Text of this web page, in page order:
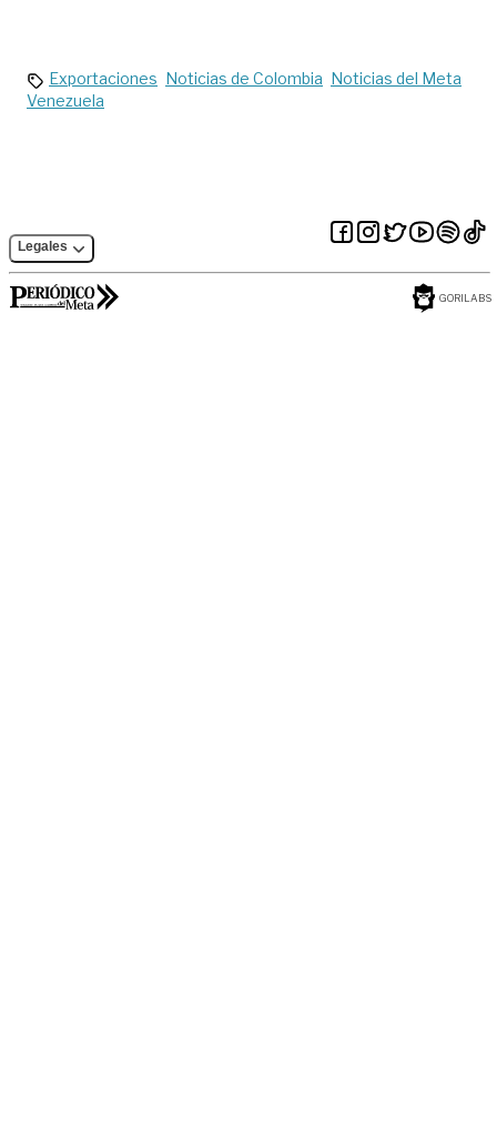
Exportaciones Noticias de Colombia Noticias del Meta
Venezuela
Legales
GORILABS